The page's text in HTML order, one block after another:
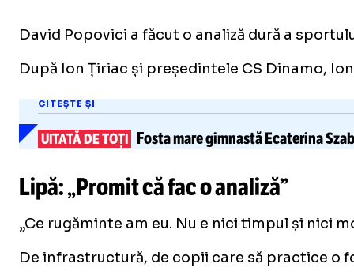
David Popovici a făcut o analiză dură a
După Ion Țiriac și președintele CS Dinamo,
CITEȘTE ȘI
UITATĂ DE TOȚI Fosta mare gimnastă Ecaterina
Lipă: „Promit că fac o analiză”
„Ce rugăminte am eu. Nu e nici timpul și nici
De infrastructură, de copii care să practice o